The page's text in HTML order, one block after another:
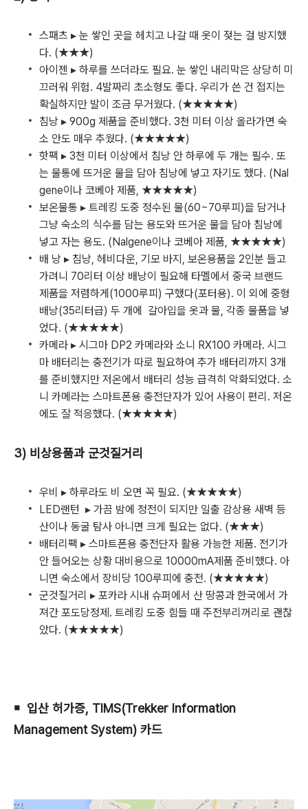
스패츠 ▸ 눈 쌓인 곳을 헤치고 나갈 때 옷이 젖는 걸 방지했
다. (★★★)
아이젠 ▸ 하루를 쓰더라도 필요. 눈 쌓인 내리막은 상당히 미
끄러워 위험. 4발짜리 초소형도 좋다. 우리가 쓴 건 접지는
확실하지만 발이 조금 무거웠다. (★★★★★)
침낭 ▸ 900g 제품을 준비했다. 3천 미터 이상 올라가면 숙
소 안도 매우 추웠다. (★★★★★)
핫팩 ▸ 3천 미터 이상에서 침낭 안 하루에 두 개는 필수. 또
는 물통에 뜨거운 물을 담아 침낭에 넣고 자기도 했다. (Nal
gene이나 코베아 제품, ★★★★★)
보온물통 ▸ 트레킹 도중 정수된 물(60~70루피)을 담거나
그냥 숙소의 식수를 담는 용도와 뜨거운 물을 담아 침낭에
넣고 자는 용도. (Nalgene이나 코베아 제품, ★★★★★)
배 낭 ▸ 침낭, 헤비다운, 기모 바지, 보온용품을 2인분 들고
가려니 70리터 이상 배낭이 필요해 타멜에서 중국 브랜드
제품을 저렴하게(1000루피) 구했다(포터용). 이 외에 중형
배낭(35리터급) 두 개에 갈아입을 옷과 물, 각종 물품을 넣
었다. (★★★★★)
카메라 ▸ 시그마 DP2 카메라와 소니 RX100 카메라. 시그
마 배터리는 충전기가 따로 필요하여 추가 배터리까지 3개
를 준비했지만 저온에서 배터리 성능 급격히 악화되었다. 소
니 카메라는 스마트폰용 충전단자가 있어 사용이 편리. 저온
에도 잘 적응했다. (★★★★★)
3) 비상용품과 군것질거리
우비 ▸ 하루라도 비 오면 꼭 필요. (★★★★★)
LED랜턴 ▸ 가끔 밤에 정전이 되지만 일출 감상용 새벽 등
산이나 동굴 탐사 아니면 크게 필요는 없다. (★★★)
배터리팩 ▸ 스마트폰용 충전단자 활용 가능한 제품. 전기가
안 들어오는 상황 대비용으로 10000mA제품 준비했다. 아
니면 숙소에서 장비당 100루피에 충전. (★★★★★)
군것질거리 ▸ 포카라 시내 슈퍼에서 산 땅콩과 한국에서 가
져간 포도당정제. 트레킹 도중 힘들 때 주전부리꺼리로 괜찮
았다. (★★★★★)
￭ 입산 허가증, TIMS(Trekker Information
Management System) 카드